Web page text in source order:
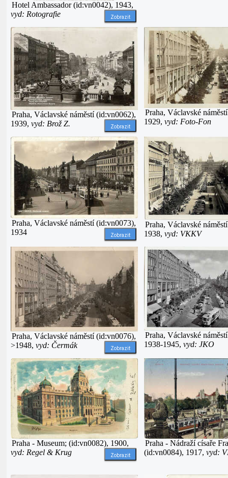
Hotel Ambassador (id:vn0042), 1943,
vyd: Rotografie
Zobrazit
Praha, Václavské náměstí (id:vn0062),
1939, vyd: Brož Z. Zobrazit
Praha, Václavské
1929, vyd: Foto-Fon
Praha, Václavské náměstí (id:vn0073),
1934
Zobrazit
Praha, Václavské
1938, vyd: VKKV
Praha, Václavské náměstí (id:vn0076),
>1948, vyd: Čermák Zobrazit
Praha, Václavské
1938-1945, vyd: JKO
Praha - Museum; (id:vn0082), 1900,
vyd: Regel & Krug
Zobrazit
Praha - Nádraží císaře
(id:vn0084), 1917, vyd: